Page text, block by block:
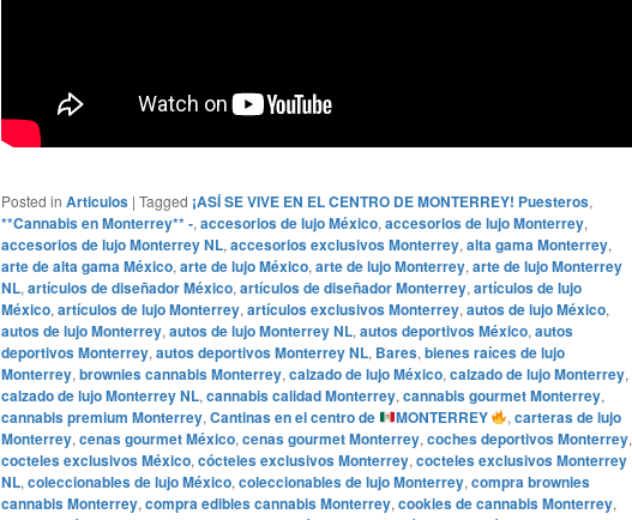
Posted in Articulos | Tagged ¡ASÍ SE VIVE EN EL CENTRO DE MONTERREY! Puesteros,
**Cannabis en Monterrey** -, accesorios de lujo México, accesorios de lujo Monterrey,
accesorios de lujo Monterrey NL, accesorios exclusivos Monterrey, alta gama Monterrey,
arte de alta gama México, arte de lujo México, arte de lujo Monterrey, arte de lujo Monterrey
NL, artículos de diseñador México, artículos de diseñador Monterrey, artículos de lujo
México, artículos de lujo Monterrey, artículos exclusivos Monterrey, autos de lujo México,
autos de lujo Monterrey, autos de lujo Monterrey NL, autos deportivos México, autos
deportivos Monterrey, autos deportivos Monterrey NL, Bares, bienes raíces de lujo
Monterrey, brownies cannabis Monterrey, calzado de lujo México, calzado de lujo Monterrey,
calzado de lujo Monterrey NL, cannabis calidad Monterrey, cannabis gourmet Monterrey,
cannabis premium Monterrey, Cantinas en el centro de MONTERREY ,carteras de lujo
Monterrey, cenas gourmet México, cenas gourmet Monterrey, coches deportivos Monterrey,
cocteles exclusivos México, cócteles exclusivos Monterrey, cocteles exclusivos Monterrey
NL, coleccionables de lujo México, coleccionables de lujo Monterrey, compra brownies
cannabis Monterrey, compra edibles cannabis Monterrey, cookies de cannabis Monterrey,